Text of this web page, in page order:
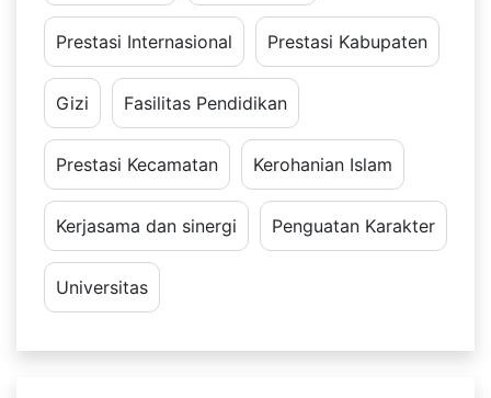
Prestasi Internasional Prestasi Kabupaten
Gizi Fasilitas Pendidikan
Prestasi Kecamatan Kerohanian Islam
Kerjasama dan sinergi Penguatan Karakter
Universitas